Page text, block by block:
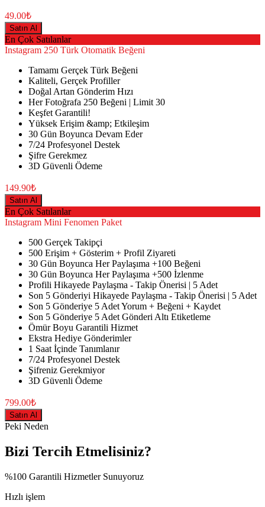
49.00₺
Satın Al
En Çok Satılanlar
Instagram 250 Türk Otomatik Beğeni
Tamamı Gerçek Türk Beğeni
Kaliteli, Gerçek Profiller
Doğal Artan Gönderim Hızı
Her Fotoğrafa 250 Beğeni | Limit 30
Keşfet Garantili!
Yüksek Erişim &amp; Etkileşim
30 Gün Boyunca Devam Eder
7/24 Profesyonel Destek
Şifre Gerekmez
3D Güvenli Ödeme
149.90₺
Satın Al
En Çok Satılanlar
Instagram Mini Fenomen Paket
500 Gerçek Takipçi
500 Erişim + Gösterim + Profil Ziyareti
30 Gün Boyunca Her Paylaşıma +100 Beğeni
30 Gün Boyunca Her Paylaşıma +500 İzlenme
Profili Hikayede Paylaşma - Takip Önerisi | 5 Adet
Son 5 Gönderiyi Hikayede Paylaşma - Takip Önerisi | 5 Adet
Son 5 Gönderiye 5 Adet Yorum + Beğeni + Kaydet
Son 5 Gönderiye 5 Adet Gönderi Altı Etiketleme
Ömür Boyu Garantili Hizmet
Ekstra Hediye Gönderimler
1 Saat İçinde Tanımlanır
7/24 Profesyonel Destek
Şifreniz Gerekmiyor
3D Güvenli Ödeme
799.00₺
Satın Al
Peki Neden
Bizi Tercih Etmelisiniz?
%100 Garantili Hizmetler Sunuyoruz
Hızlı işlem